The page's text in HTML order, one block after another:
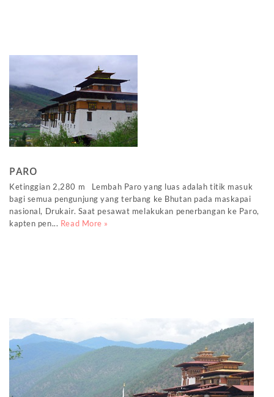
PARO
Ketinggian 2,280 m Lembah Paro yang luas adalah titik masuk
bagi semua pengunjung yang terbang ke Bhutan pada maskapai
nasional, Drukair. Saat pesawat melakukan penerbangan ke Paro,
kapten pen... Read More »